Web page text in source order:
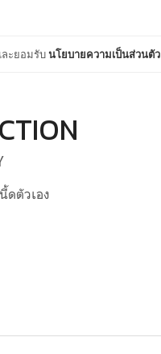
ละยอมรับนโยบายความเป็นส่วนตัว
ดตัวเอง